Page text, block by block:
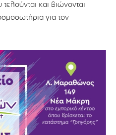
και βιώνονται
για τον